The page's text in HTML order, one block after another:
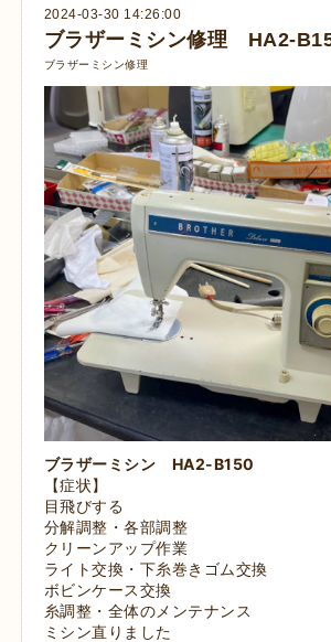
2024-03-30 14:26:00
ブラザーミシン修理 HA2-
ブラザーミシン修理
ブラザーミシン HA2-B150
【症状】
目飛びする
分解調整・各部調整
クリーンアップ作業
ライト交換・下糸巻きゴム交換
ボビンケース交換
糸調整・全体のメンテナンス
ミシン直りました